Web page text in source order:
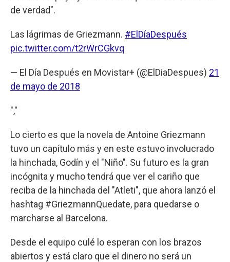
de verdad".
Las lágrimas de Griezmann. #ElDíaDespués
pic.twitter.com/t2rWrCGkvq
— El Día Después en Movistar+ (@ElDiaDespues) 21
de mayo de 2018
","
Lo cierto es que la novela de Antoine Griezmann
tuvo un capítulo más y en este estuvo involucrado
la hinchada, Godín y el "Niño". Su futuro es la gran
incógnita y mucho tendrá que ver el cariño que
reciba de la hinchada del "Atleti", que ahora lanzó el
hashtag #GriezmannQuedate, para quedarse o
marcharse al Barcelona.
Desde el equipo culé lo esperan con los brazos
abiertos y está claro que el dinero no será un